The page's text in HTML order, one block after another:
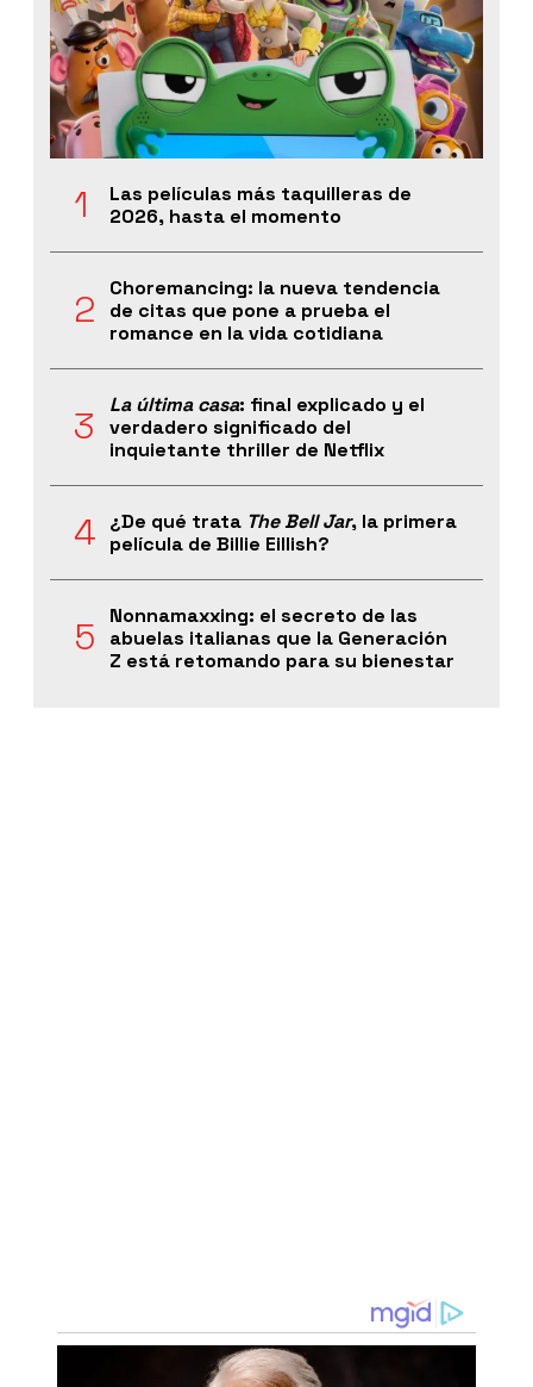
Las películas más taquilleras de
2026, hasta el momento
Choremancing: la nueva tendencia
de citas que pone a prueba el
romance en la vida cotidiana
La última casa: final explicado y el
verdadero significado del
inquietante thriller de Netflix
¿De qué trata The Bell Jar, la primera
película de Billie Eillish?
Nonnamaxxing: el secreto de las
abuelas italianas que la Generación
Z está retomando para su bienestar